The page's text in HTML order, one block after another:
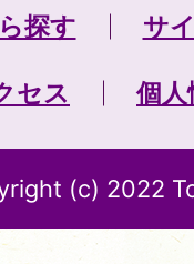
探す サ
セス 個人
(c) 2022